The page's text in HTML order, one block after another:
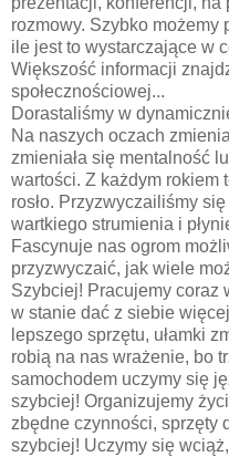
rozmowy. Szybko możemy
ile jest to wystarczające w
Większość informacji
społecznościowej...
Dorastaliśmy w
Na naszych oczach
zmieniała się mentalność
wartości. Z każdym rokiem
rosło. Przyzwyczailiśmy
wartkiego strumienia i
Fascynuje nas ogrom
przyzwyczaić, jak wiele
Szybciej! Pracujemy coraz
w stanie dać z siebie
lepszego sprzętu, ułamki
robią na nas wrażenie, bo
samochodem uczymy się
szybciej! Organizujemy
zbędne czynności, sprzęty
szybciej! Uczymy się